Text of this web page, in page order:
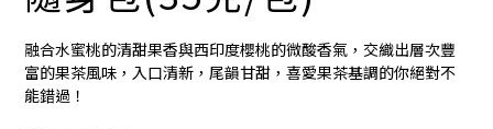
融合水蜜桃的清甜果香與西印度櫻桃的微酸香氣，交織出層次豐
富的果茶風味，入口清新，尾韻甘甜，喜愛果茶基調的你絕對不
能錯過！